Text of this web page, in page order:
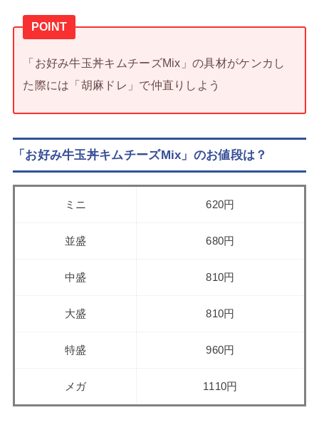
POINT
「お好み牛玉丼キムチーズMix」の具材がケンカし
た際には「胡麻ドレ」で仲直りしよう
「お好み牛玉丼キムチーズMix」のお値段は？
ミニ 620円
並盛 680円
中盛 810円
大盛 810円
特盛 960円
メガ 1110円